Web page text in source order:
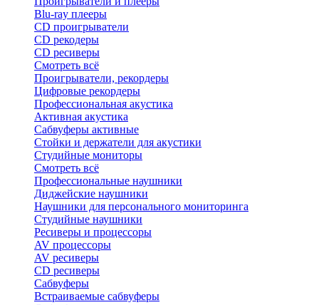
Blu-ray плееры
CD проигрыватели
CD рекодеры
CD ресиверы
Смотреть всё
Проигрыватели, рекордеры
Цифровые рекордеры
Профессиональная акустика
Активная акустика
Сабвуферы активные
Стойки и держатели для акустики
Студийные мониторы
Смотреть всё
Профессиональные наушники
Диджейские наушники
Наушники для персонального мониторинга
Студийные наушники
Ресиверы и процессоры
AV процессоры
AV ресиверы
CD ресиверы
Сабвуферы
Встраиваемые сабвуферы